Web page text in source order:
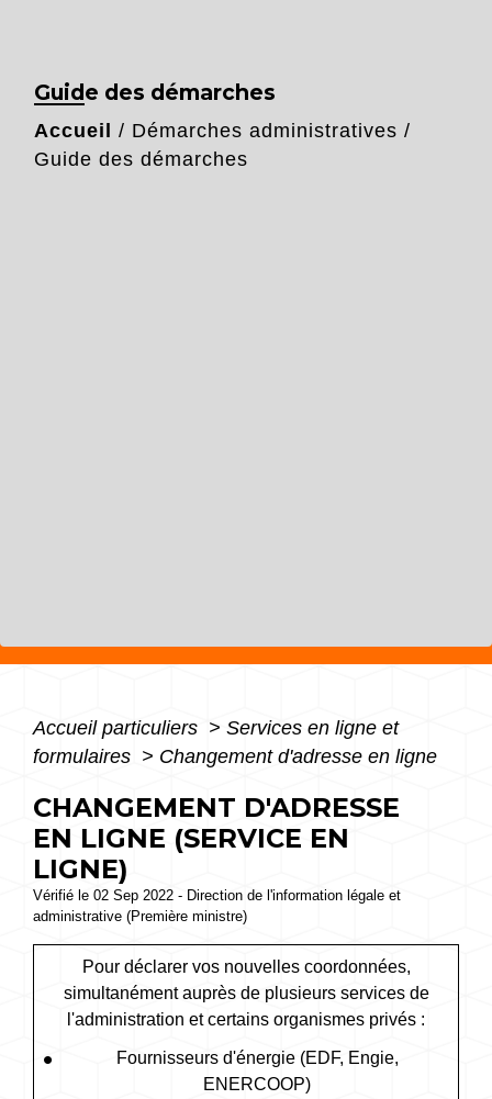
Guide des démarches
Accueil / Démarches administratives /
Guide des démarches
Accueil particuliers > Services en ligne et
formulaires > Changement d'adresse en ligne
CHANGEMENT D'ADRESSE
EN LIGNE (SERVICE EN
LIGNE)
Vérifié le 02 Sep 2022 - Direction de l'information légale et
administrative (Première ministre)
Pour déclarer vos nouvelles coordonnées,
simultanément auprès de plusieurs services de
l'administration et certains organismes privés :
Fournisseurs d'énergie (EDF, Engie,
ENERCOOP)